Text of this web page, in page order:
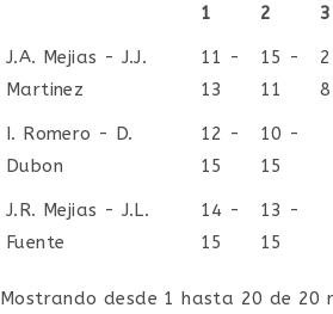
1
2
3
J.A. Mejias - J.J.
Martinez
11 -
13
15 -
11
8
I. Romero - D.
Dubon
12 -
15
10 -
15
J.R. Mejias - J.L.
Fuente
14 -
15
13 -
15
Mostrando desde 1 hasta 20 de 20